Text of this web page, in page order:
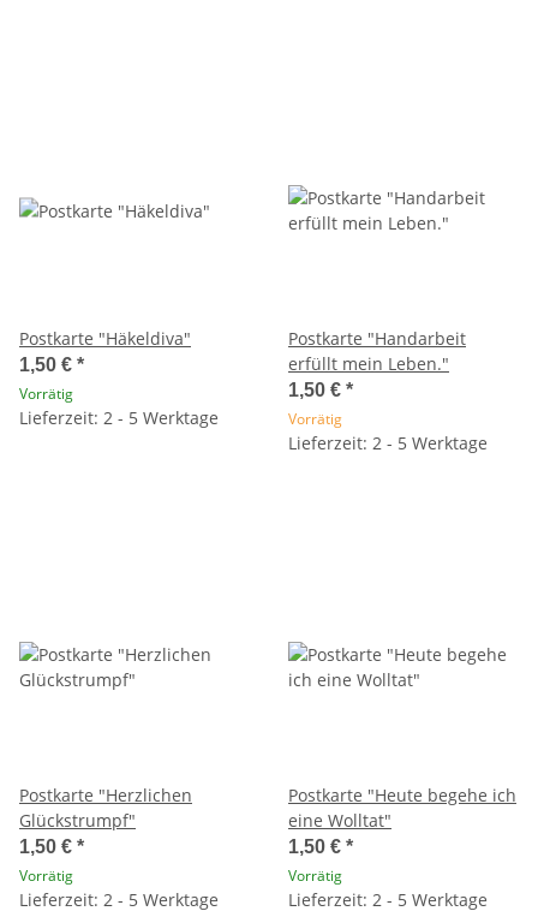
Postkarte "Häkeldiva"
1,50 € *
Vorrätig
Lieferzeit: 2 - 5 Werktage
Postkarte "Handarbeit
erfüllt mein Leben."
1,50 € *
Vorrätig
Lieferzeit: 2 - 5 Werktage
Postkarte "Herzlichen
Glückstrumpf"
1,50 € *
Vorrätig
Lieferzeit: 2 - 5 Werktage
Postkarte "Heute begehe ich
eine Wolltat"
1,50 € *
Vorrätig
Lieferzeit: 2 - 5 Werktage